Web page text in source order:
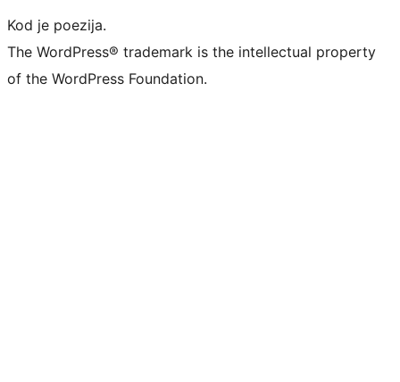
Kod je poezija.
The WordPress® trademark is the intellectual property
of the WordPress Foundation.